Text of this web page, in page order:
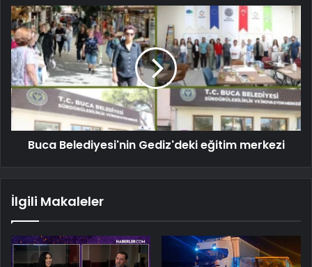
Buca Belediyesi'nin Gediz'deki eğitim merkezi
İlgili Makaleler